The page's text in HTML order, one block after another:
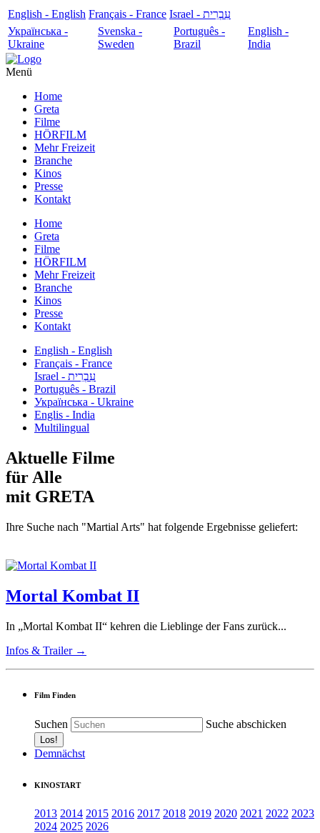
English - English Français - France
עִבְרִית - Israel
Українська -
Ukraine
Svenska -
Sweden
Português -
Brazil
English -
India
Menü
Home
Greta
Filme
HÖRFILM
Mehr Freizeit
Branche
Kinos
Presse
Kontakt
Home
Greta
Filme
HÖRFILM
Mehr Freizeit
Branche
Kinos
Presse
Kontakt
English - English
Français - France
עִבְרִית - Israel
Português - Brazil
Українська - Ukraine
Englis - India
Multilingual
Aktuelle Filme
für Alle
mit GRETA
Ihre Suche nach "Martial Arts" hat folgende Ergebnisse geliefert:
Mortal Kombat II
In „Mortal Kombat II“ kehren die Lieblinge der Fans zurück...
Infos & Trailer →
Film Finden
Suchen Suche abschicken
Demnächst
KINOSTART
2013 2014 2015 2016 2017 2018 2019 2020 2021 2022 2023
2024 2025 2026